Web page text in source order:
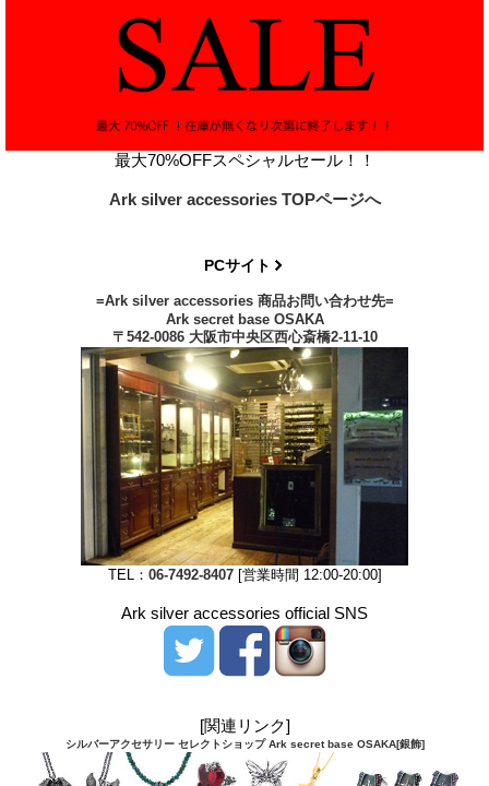
最大70%OFFスペシャルセール！！
Ark silver accessories TOPページへ
PCサイト
=Ark silver accessories 商品お問い合わせ先=
Ark secret base OSAKA
〒542-0086 大阪市中央区西心斎橋2-11-10
TEL： 06-7492-8407[営業時間 12:00-20:00]
Ark silver accessories official SNS
[関連リンク]
シルバーアクセサリー セレクトショップ Ark secret base OSAKA[銀飾]